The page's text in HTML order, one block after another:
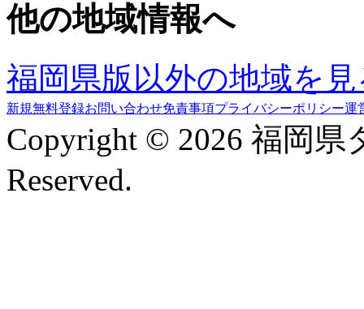
他の地域情報へ
福岡県版以外の地域を
新規無料登録お問い合わせ免責事項プライバシーポリシー運
Copyright © 2026 福岡
Reserved.